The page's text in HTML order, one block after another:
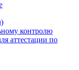
контролю
аттестации по